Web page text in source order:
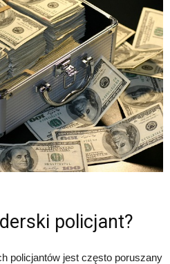
policjant?
policjantów jest często poruszany